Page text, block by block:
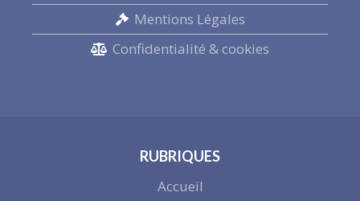
Mentions Légales
Confidentialité & cookies
RUBRIQUES
Accueil